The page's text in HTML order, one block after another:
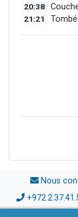
20:38
21:21
Nous